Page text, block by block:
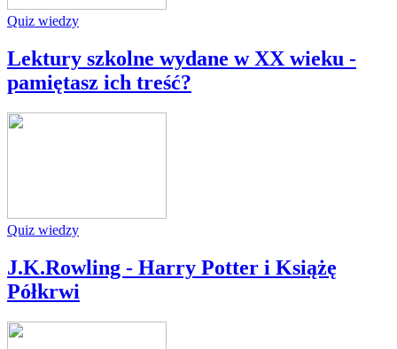
Quiz wiedzy
Lektury szkolne wydane w XX wieku -
pamiętasz ich treść?
Quiz wiedzy
J.K.Rowling - Harry Potter i Książę
Półkrwi